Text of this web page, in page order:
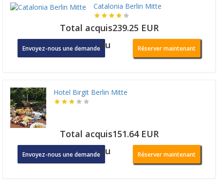
Catalonia Berlin Mitte
Total acquis239.25 EUR
Envoyez-nous une demandeou Réserver maintenant
Hotel Birgit Berlin Mitte
Total acquis151.64 EUR
Envoyez-nous une demandeou Réserver maintenant